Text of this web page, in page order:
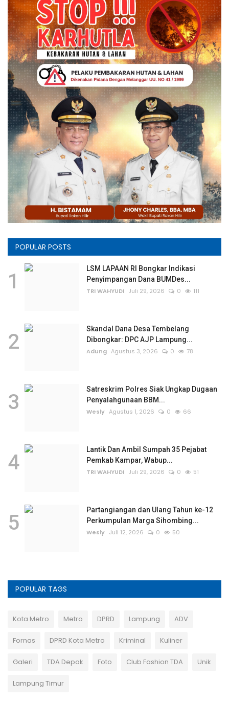
POPULAR POSTS
1
LSM LAPAAN RI Bongkar Indikasi
Penyimpangan Dana BUMDes...
TRI WAHYUDI Juli 29, 2026 0 111
2
Skandal Dana Desa Tembelang
Dibongkar: DPC AJP Lampung...
Adung Agustus 3, 2026 0 78
3
Satreskrim Polres Siak Ungkap Dugaan
Penyalahgunaan BBM...
Wesly Agustus 1, 2026 0 66
4
Lantik Dan Ambil Sumpah 35 Pejabat
Pemkab Kampar, Wabup...
TRI WAHYUDI Juli 29, 2026 0 51
5
Partangiangan dan Ulang Tahun ke-12
Perkumpulan Marga Sihombing...
Wesly Juli 12, 2026 0 50
POPULAR TAGS
Kota Metro Metro DPRD Lampung ADV
Fornas DPRD Kota Metro Kriminal Kuliner
Galeri TDA Depok Foto Club Fashion TDA Unik
Lampung Timur